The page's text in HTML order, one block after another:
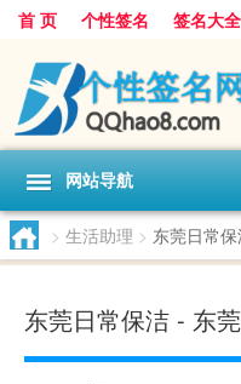
首 页 个性签名 签名大全
网站导航
> 生活助理 > 东莞日常
东莞日常保洁 - 东